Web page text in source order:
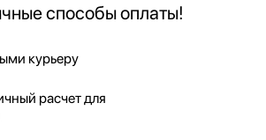
способы оплаты!
курьеру
расчет для